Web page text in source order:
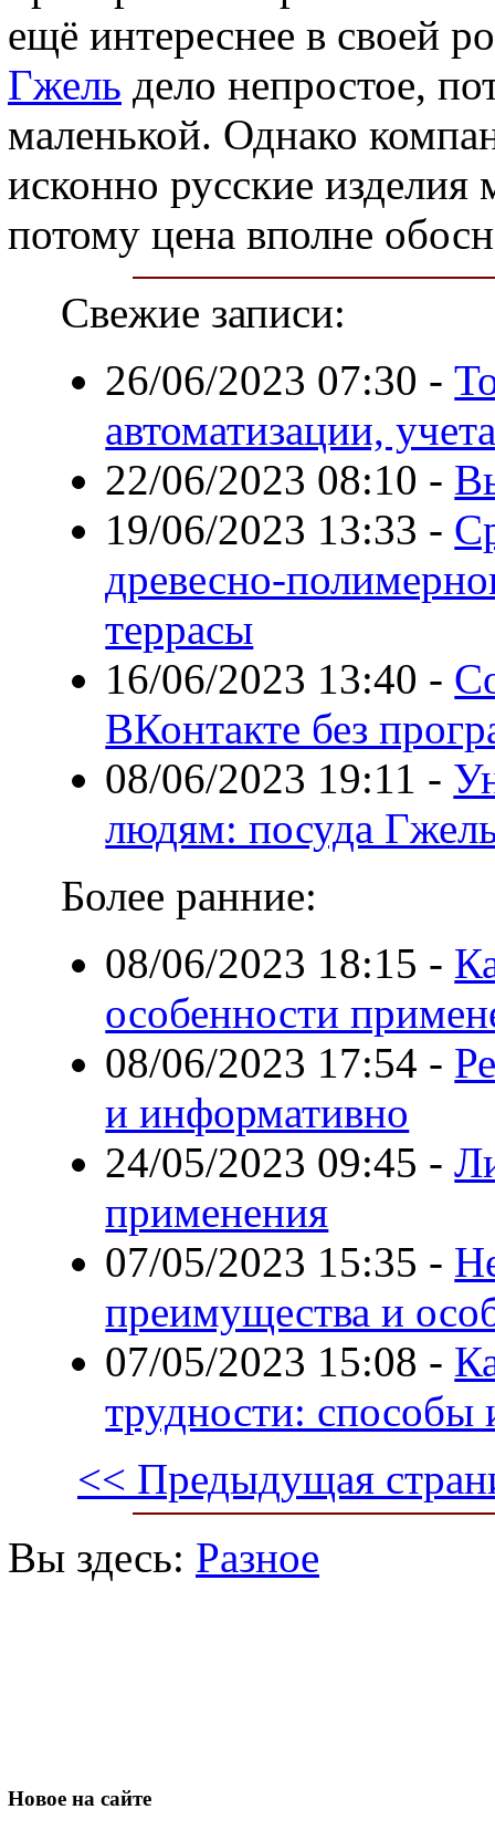
ещё интереснее в своей
Гжель дело непростое,
маленькой. Однако
исконно русские
потому цена вполне
Свежие записи:
26/06/2023 07:30 -
автоматизации,
22/06/2023 08:10 -
19/06/2023 13:33 -
древесно-
террасы
16/06/2023 13:40 -
ВКонтакте без
08/06/2023 19:11 -
людям: посуда
Более ранние:
08/06/2023 18:15 -
особенности
08/06/2023 17:54 -
и информативно
24/05/2023 09:45 -
применения
07/05/2023 15:35 -
преимущества и
07/05/2023 15:08 -
трудности: способы
<< Предыдущая
Вы здесь: Разное
Новое на сайте